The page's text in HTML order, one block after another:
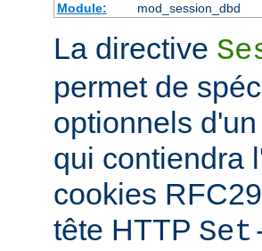
Module:
mod_session_dbd
La directive
permet de
optionnels
qui contiendra
cookies
tête HTTP